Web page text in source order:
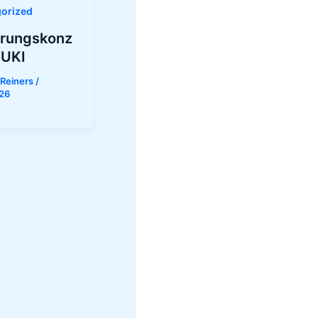
/